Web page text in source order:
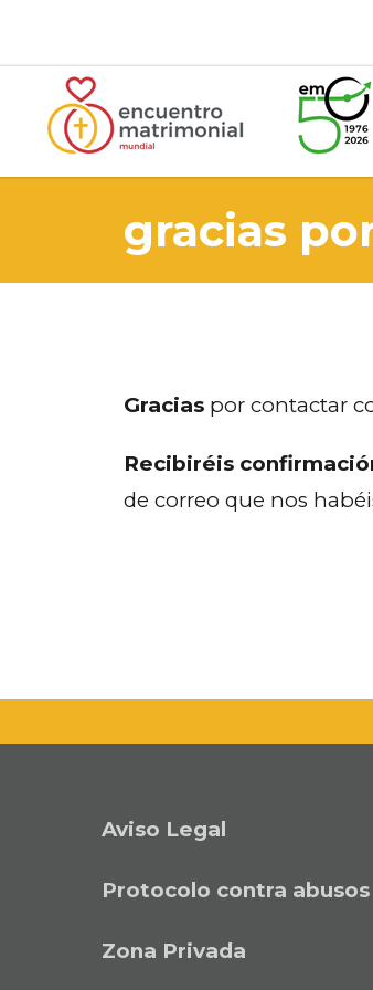
gracias
Gracias por contactar
Recibiréis
de correo que nos
Aviso Legal
Protocolo contra abusos
Zona Privada